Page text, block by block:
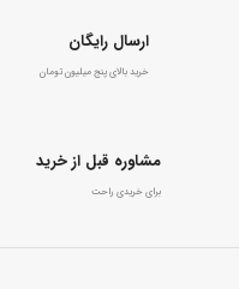
ارسال رایگان
خرید بالای پنج میلیون تومان
مشاوره قبل از خرید
برای خریدی راحت